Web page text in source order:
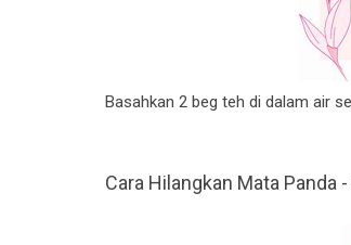
Basahkan 2 beg teh di dalam air
Cara Hilangkan Mata Panda